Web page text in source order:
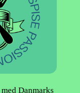
Danmarks